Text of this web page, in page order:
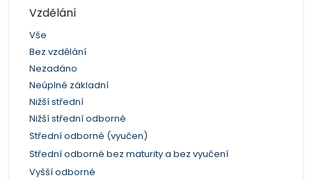
Vzdělání
Vše
Bez vzdělání
Nezadáno
Neúplné základní
Nižší střední
Nižší střední odborné
Střední odborné (vyučen)
Střední odborné bez maturity a bez vyučení
Vyšší odborné